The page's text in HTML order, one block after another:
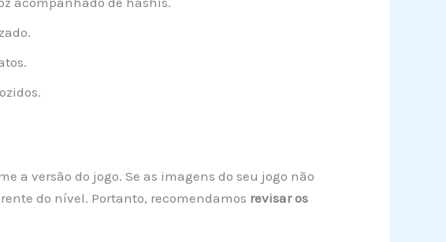
a versão do jogo. Se as imagens do seu jogo não
do nível. Portanto, recomendamos revisar os